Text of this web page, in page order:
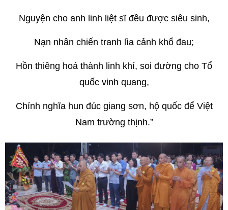
Nguyện cho anh linh liệt sĩ đều được siêu sinh,
Nạn nhân chiến tranh lìa cảnh khổ đau;
Hồn thiêng hoá thành linh khí, soi đường cho Tổ
quốc vinh quang,
Chính nghĩa hun đúc giang sơn, hộ quốc để Việt
Nam trường thịnh.”